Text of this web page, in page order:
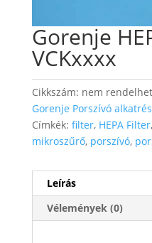
Gorenje
VCKxxxx
Cikkszám: nem
Gorenje Porszívó
Címkék: filter, HEPA Filter,
mikroszűrő, porszívó,
Leírás
Vélemények (0)